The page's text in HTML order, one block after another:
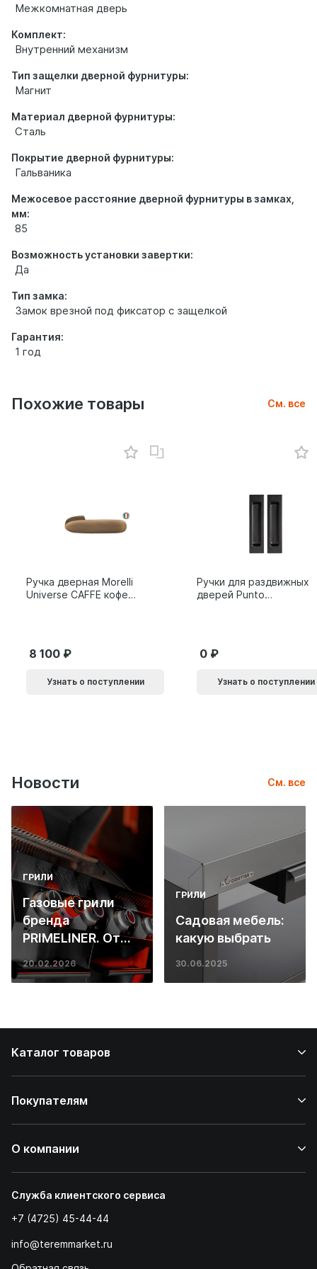
Межкомнатная дверь
Комплект:
Внутренний механизм
Тип защелки дверной фурнитуры:
Магнит
Материал дверной фурнитуры:
Сталь
Покрытие дверной фурнитуры:
Гальваника
Межосевое расстояние дверной фурнитуры в замках,
мм:
85
Возможность установки завертки:
Да
Тип замка:
Замок врезной под фиксатор с защелкой
Гарантия:
1 год
Похожие товары См. все
Ручка дверная Morelli
Universe CAFFE кофе
8 100
Узнать о поступлении
Ручки для раздвижных
дверей Punto
0
Узнать о поступлении
Новости См. все
ГРИЛИ
Газовые грили
бренда
PRIMELINER. От
основ инженерии
до ресторанных
20.02.2026
ГРИЛИ
Садовая мебель:
какую выбрать
30.06.2025
Каталог товаров
Покупателям
О компании
Служба клиентского сервиса
+7 (4725) 45-44-44
info@teremmarket.ru